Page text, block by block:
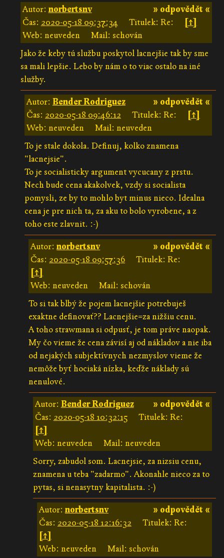
» odpovědět «
Autor:norbertsnv
Čas: 2020-05-18 09:37:34 Titulek: Re:
[↑]
Web: neuveden
Mail: schován
Jako že keby tú službu poskytol lacnejšie tak by sme
sa mali lepšie. Lebo by nám o to viac ostalo na iné
služby.
» odpovědět «
Autor: Bender Rodriguez
Čas: 2020-05-18 09:46:12 Titulek: Re:
[↑]
Web: neuveden
Mail: neuveden
To je stale dokola. Definuj, kolko znamena
"lacnejsie".
To je socialisticky argument vycucany z prstu.
Nech bude cena akakolvek, vzdy si socialista
pomysli, ze by to mohlo byt minus nieco. Idealna
cena je pre nich ta, za aku to bolo vyrobene, a z
toho este zlavnit. :-)
» odpovědět «
Autor:norbertsnv
Čas: 2020-05-18 09:57:36
Titulek: Re:
[↑]
Web: neuveden
Mail: schován
To si tak blbý že pojem lacnejšie potrebuješ
exaktne definovať?? Lacnejšie=za nižšiu cenu.
A toho strawmana si odpusť, je tom práve naopak.
My čo vieme že cena závisí aj od nákladov a nie iba
od nejakých subjektívnych nezmyslov vieme že
nemôže byť hociaká nízka, keďže náklady sú
nenulové.
» odpovědět «
Autor: Bender Rodriguez
Čas: 2020-05-18 10:32:15
Titulek: Re:
[↑]
Web: neuveden
Mail: neuveden
Sorry, zabudol som. Lacnejsie, za nizsiu cenu,
znamena u teba "zadarmo". Akonahle nieco za to
pytas, si nenasytny kapitalista. :-)
» odpovědět «
Autor:norbertsnv
Čas: 2020-05-18 12:16:32
Titulek: Re:
[↑]
Web: neuveden
Mail: schován